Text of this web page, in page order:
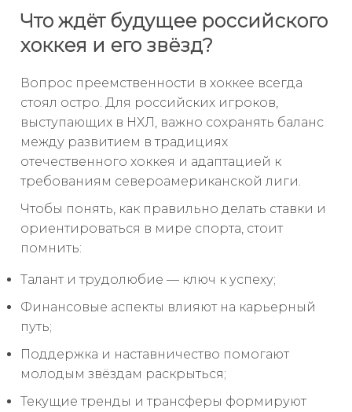
Что ждёт будущее российского
хоккея и его звёзд?
Вопрос преемственности в хоккее всегда
стоял остро. Для российских игроков,
выступающих в НХЛ, важно сохранять баланс
между развитием в традициях
отечественного хоккея и адаптацией к
требованиям североамериканской лиги.
Чтобы понять, как правильно делать ставки и
ориентироваться в мире спорта, стоит
помнить:
Талант и трудолюбие — ключ к успеху;
Финансовые аспекты влияют на карьерный
путь;
Поддержка и наставничество помогают
молодым звёздам раскрыться;
Текущие тренды и трансферы формируют